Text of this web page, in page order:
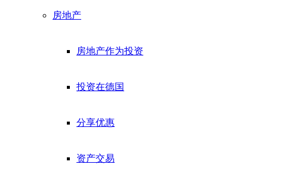
房地产
房地产作为投资
投资在德国
分享优惠
资产交易